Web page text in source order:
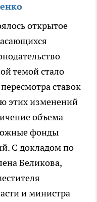
открытое
темой стало
ставок
этих изменений
объема
фонды
С докладом по
Беликова,
и министра